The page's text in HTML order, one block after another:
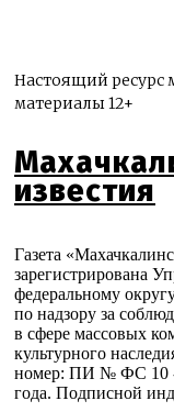
Настоящий ресурс
материалы 12+
известия
Газета
зарегистрирована
федеральному
по надзору за
в сфере массовых
культурного
номер: ПИ № ФС 10 -
года. Подписной